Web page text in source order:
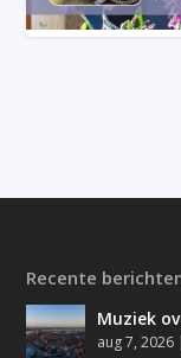
Recente
Muziek
aug 7, 2026